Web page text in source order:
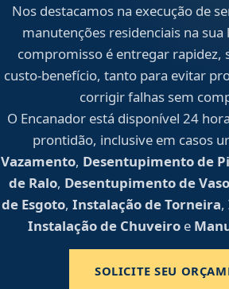
Nos destacamos na execução de
manutenções residenciais na
compromisso é entregar rapidez,
custo-benefício, tanto para evitar
corrigir falhas sem
O Encanador está disponível 24
prontidão, inclusive em casos
Vazamento, Desentupimento de
de Ralo, Desentupimento de Vaso
de Esgoto, Instalação de Torneira,
Instalação de Chuveiroe
SOLICITE SEU